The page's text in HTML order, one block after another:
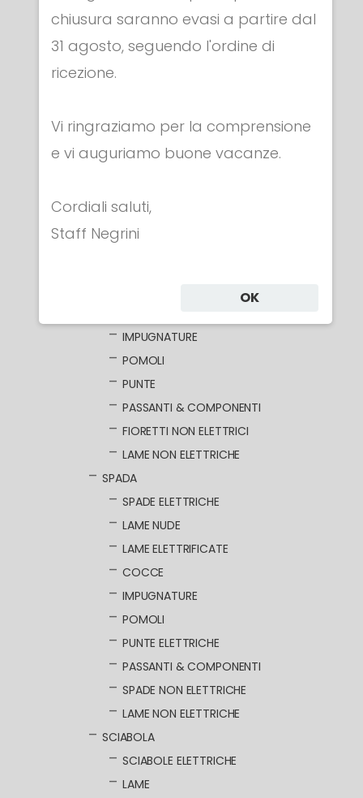
Categorie
ABBIGLIAMENTO
FIORETTO
FIORETTI ELETTRICI
IMPUGNATURE
POMOLI
PUNTE
PASSANTI & COMPONENTI
FIORETTI NON ELETTRICI
LAME NON ELETTRICHE
SPADA
SPADE ELETTRICHE
LAME NUDE
LAME ELETTRIFICATE
COCCE
IMPUGNATURE
POMOLI
PUNTE ELETTRICHE
PASSANTI & COMPONENTI
SPADE NON ELETTRICHE
LAME NON ELETTRICHE
SCIABOLA
SCIABOLE ELETTRICHE
LAME
chiusura saranno evasi a partire dal
31 agosto, seguendo l'ordine di
ricezione.
Vi ringraziamo per la comprensione
e vi auguriamo buone vacanze.
Cordiali saluti,
Staff Negrini
OK